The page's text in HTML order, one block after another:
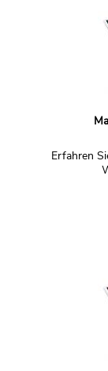
Erfahren